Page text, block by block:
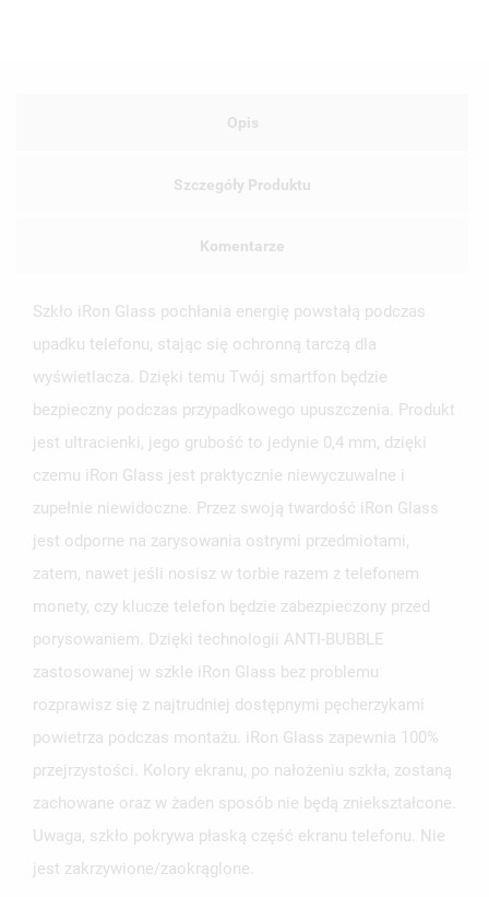
Opis
Szczegóły Produktu
Komentarze
Szkło iRon Glass pochłania energię powstałą podczas
upadku telefonu, stając się ochronną tarczą dla
wyświetlacza. Dzięki temu Twój smartfon będzie
bezpieczny podczas przypadkowego upuszczenia. Produkt
jest ultracienki, jego grubość to jedynie 0,4 mm, dzięki
czemu iRon Glass jest praktycznie niewyczuwalne i
zupełnie niewidoczne. Przez swoją twardość iRon Glass
jest odporne na zarysowania ostrymi przedmiotami,
zatem, nawet jeśli nosisz w torbie razem z telefonem
monety, czy klucze telefon będzie zabezpieczony przed
porysowaniem. Dzięki technologii ANTI-BUBBLE
zastosowanej w szkle iRon Glass bez problemu
rozprawisz się z najtrudniej dostępnymi pęcherzykami
powietrza podczas montażu. iRon Glass zapewnia 100%
przejrzystości. Kolory ekranu, po nałożeniu szkła, zostaną
zachowane oraz w żaden sposób nie będą zniekształcone.
Uwaga, szkło pokrywa płaską część ekranu telefonu. Nie
jest zakrzywione/zaokrąglone.
MOJE LISTY ŻYCZEŃ
add_circle_outline UTWÓRZ NOWĄ LISTĘ
UTWÓRZ LISTĘ ŻYCZEŃ
NAZWA LISTY ŻYCZEŃ
ZALOGUJ SIĘ
MUSISZ BYĆ ZALOGOWANY BY ZAPISAĆ PRODUKTY NA
ANULUJ ZALOGUJ SIĘ